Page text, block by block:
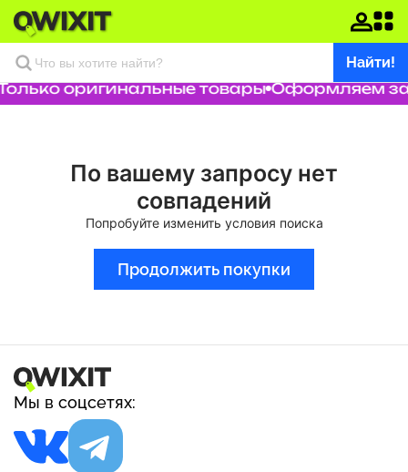
Найти!
оригинальные товары Оформляем
По вашему запросу нет
совпадений
Попробуйте изменить условия поиска
Продолжить покупки
Мы в соцсетях: